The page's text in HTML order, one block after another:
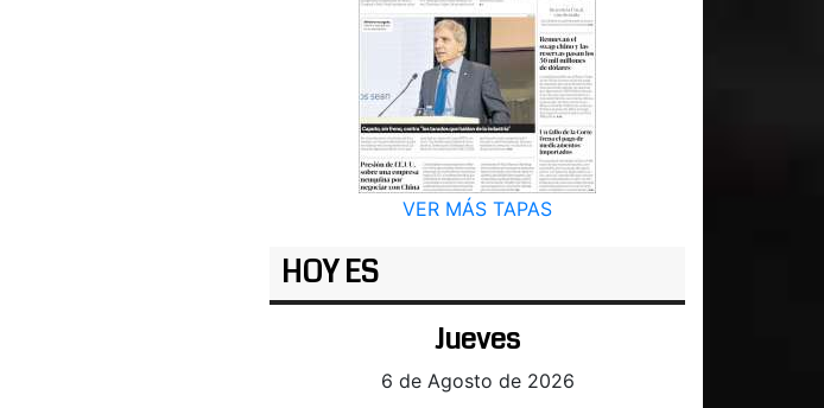
VER MÁS TAPAS
HOY ES
Jueves
6 de Agosto de 2026